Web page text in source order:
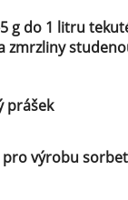
g do 1 litru
zmrzliny
prášek
pro výrobu